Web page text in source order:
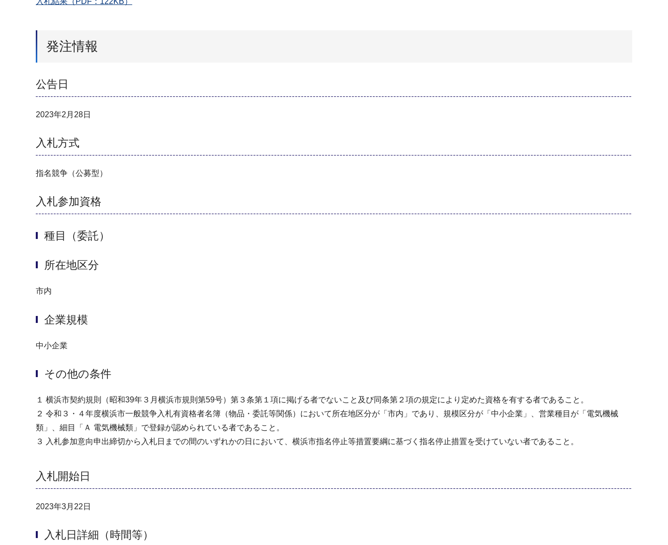
発注情報
公告日
2023年2月28日
入札方式
指名競争（公募型）
入札参加資格
種目（委託）
所在地区分
市内
企業規模
中小企業
その他の条件
１ 横浜市契約規則（昭和39年３月横浜市規則第59号）第３条第１項に掲げる者でないこと及び同条第２項の規定により定めた資格を有する者であること。
２ 令和３・４年度横浜市一般競争入札有資格者名簿（物品・委託等関係）において所在地区分が「市内」であり、規模区分が「中小企業」、営業種目が「電気機械
類」、細目「Ａ 電気機械類」で登録が認められている者であること。
３ 入札参加意向申出締切から入札日までの間のいずれかの日において、横浜市指名停止等措置要綱に基づく指名停止措置を受けていない者であること。
入札開始日
2023年3月22日
入札日詳細（時間等）